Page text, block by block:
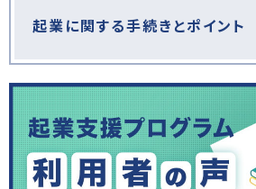
起業に関する手続きとポイント